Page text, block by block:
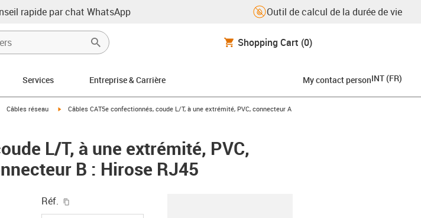
rapide par chat WhatsApp Outil de calcul de la durée de vie
Shopping Cart (0)
Services Entreprise & Carrière My contact personINT (FR)
igus-icon-arrow-right
Câbles réseau igus-icon-arrow-right
Câbles CAT5e confectionnés, coude L/T, à une extrémité, PVC, connecteur A
L/T, à une extrémité, PVC,
B : Hirose RJ45
Réf.